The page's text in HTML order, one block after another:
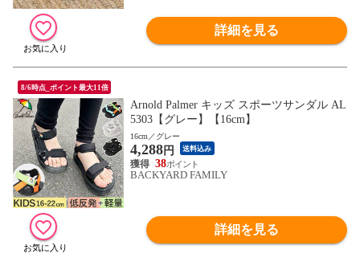
詳細を見る
8/6時点_ポイント最大11倍
Arnold Palmer キッズ スポーツサンダル AL
5303【グレー】【16cm】
16cm／グレー
4,288円 送料込み
38
BACKYARD FAMILY
詳細を見る